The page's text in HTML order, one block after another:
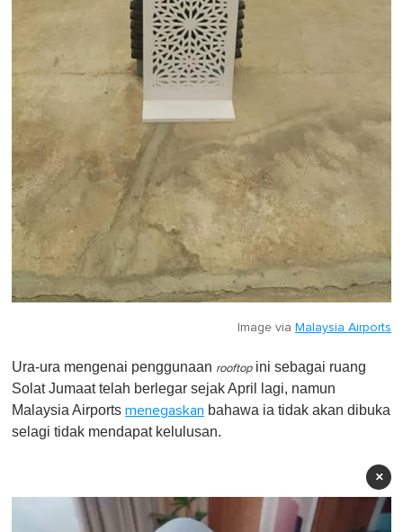
Image via Malaysia Airports
Ura-ura mengenai penggunaan rooftopini sebagai ruang
Solat Jumaat telah berlegar sejak April lagi, namun
Malaysia Airports menegaskan bahawa ia tidak akan dibuka
selagi tidak mendapat kelulusan.
×